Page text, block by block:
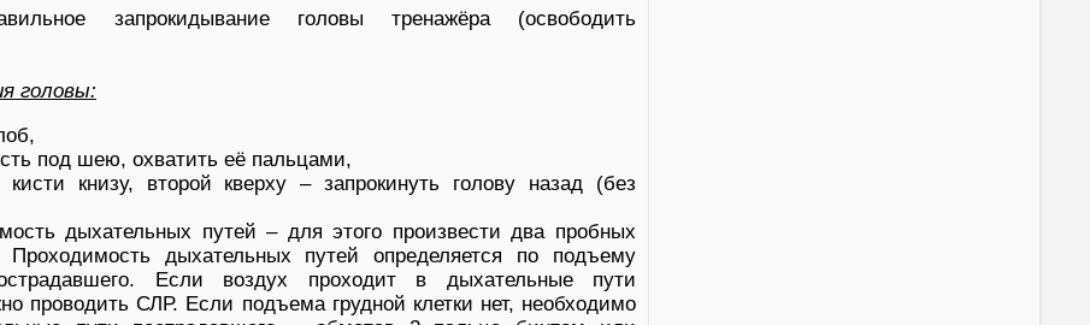
запрокидывание головы тренажёра (освободить
головы:
под шею, охватить её пальцами,
книзу, второй кверху – запрокинуть голову назад (без
дыхательных путей – для этого произвести два пробных
дыхательных путей определяется по подъему
Если воздух проходит в дыхательные пути
проводить СЛР. Если подъема грудной клетки нет, необходимо